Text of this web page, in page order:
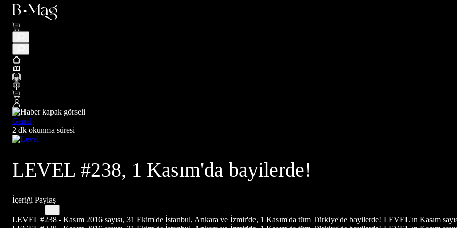
Genel
2 dk okunma süresi
LEVEL #238, 1 Kasım'da bayilerde!
İçeriği Paylaş
LEVEL #238 - Kasım 2016 sayısı, 31 Ekim'de İstanbul, Ankara ve İzmir'de, 1 Kasım'da tüm Türkiye'de bayilerde! LEVEL'ın Kasım